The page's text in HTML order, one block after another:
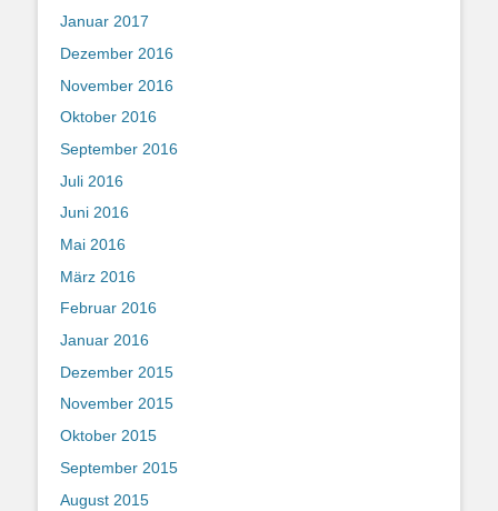
Januar 2017
Dezember 2016
November 2016
Oktober 2016
September 2016
Juli 2016
Juni 2016
Mai 2016
März 2016
Februar 2016
Januar 2016
Dezember 2015
November 2015
Oktober 2015
September 2015
August 2015